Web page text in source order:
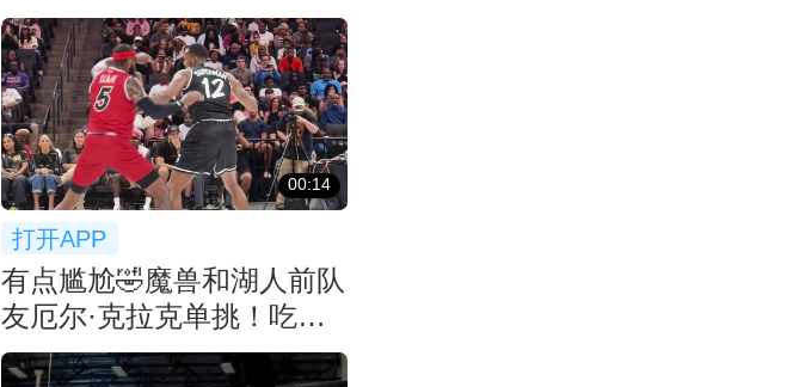
00:14
打开APP
有点尴尬🤣魔兽和湖人前队
友厄尔·克拉克单挑！吃了
个大帽！